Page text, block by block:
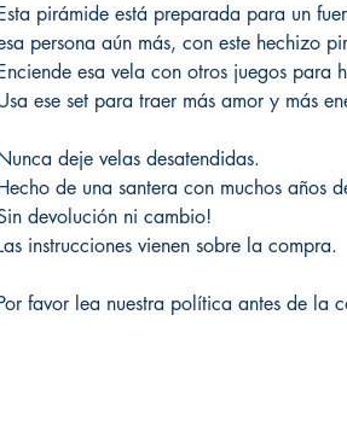
pirámide está preparada para un
persona aún más, con este hechizo
esa vela con otros juegos para
ese set para traer más amor y más
deje velas desatendidas.
de una santera con muchos años
devolución ni cambio!
instrucciones vienen sobre la compra.
favor lea nuestra política antes de la